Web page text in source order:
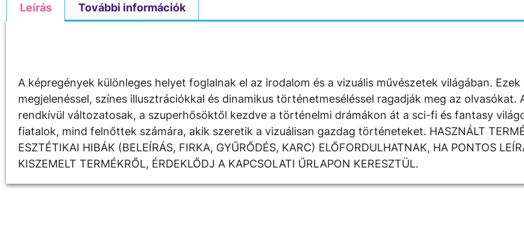
Leírás További információk
A képregények különleges helyet foglalnak el az irodalom és a vizuális művészetek világában.
megjelenéssel, színes illusztrációkkal és dinamikus történetmeséléssel ragadják meg az olvasókat.
rendkívül változatosak, a szuperhősöktől kezdve a történelmi drámákon át a sci-fi és fantasy
fiatalok, mind felnőttek számára, akik szeretik a vizuálisan gazdag történeteket. HASZNÁLT
ESZTÉTIKAI HIBÁK (BELEÍRÁS, FIRKA, GYŰRŐDÉS, KARC) ELŐFORDULHATNAK, HA PONTOS
KISZEMELT TERMÉKRŐL, ÉRDEKLŐDJ A KAPCSOLATI ŰRLAPON KERESZTÜL.